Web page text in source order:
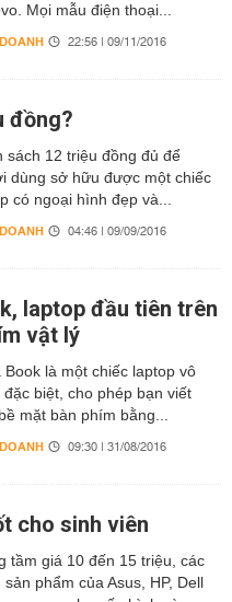
Mọi mẫu điện thoại...
22:56 | 09/11/2016
đồng?
sách 12 triệu đồng đủ để
dùng sở hữu được một chiếc
có ngoại hình đẹp và...
04:46 | 09/09/2016
laptop đầu tiên trên
vật lý
Book là một chiếc laptop vô
đặc biệt, cho phép bạn viết
mặt bàn phím bằng...
09:30 | 31/08/2016
cho sinh viên
tầm giá 10 đến 15 triệu, các
sản phẩm của Asus, HP, Dell